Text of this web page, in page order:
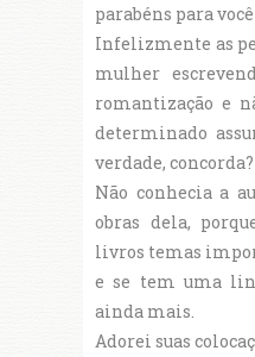
parabéns para
Infelizmente as
mulher
romantização e
determinado
verdade, concorda?
Não conhecia a
obras dela,
livros temas
e se tem uma
ainda mais.
Adorei suas